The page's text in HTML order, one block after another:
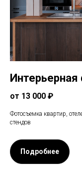
от 13 000 ₽
Фотосъемка квартир,
стендов
Подробнее